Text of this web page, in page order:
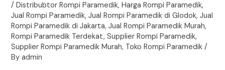
/Distribubtor Rompi Paramedik,Harga Rompi Paramedik,
Jual Rompi Paramedik,Jual Rompi Paramedik di Glodok,Jual
Rompi Paramedik di Jakarta,Jual Rompi Paramedik Murah,
Rompi Paramedik Terdekat,Supplier Rompi Paramedik,
Supplier Rompi Paramedik Murah, Toko Rompi Paramedik /
Byadmin